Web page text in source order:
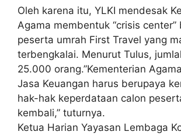
Oleh karena itu, YLKI mendesak
Agama membentuk “crisis center”
peserta umrah First Travel yang
terbengkalai. Menurut Tulus,
25.000 orang.”Kementerian
Jasa Keuangan harus berupaya
hak-hak keperdataan calon
kembali,” tuturnya.
Ketua Harian Yayasan Lembaga